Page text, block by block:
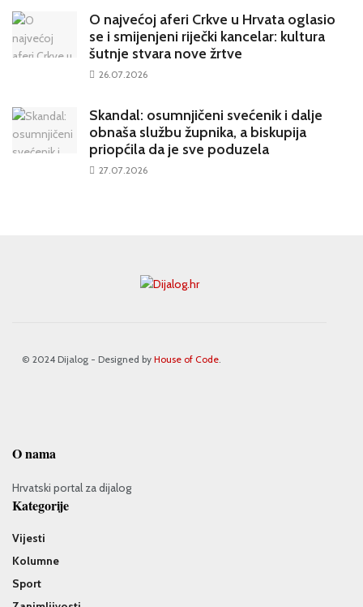
O najvećoj aferi Crkve u Hrvata oglasio
se i smijenjeni riječki kancelar: kultura
šutnje stvara nove žrtve
26.07.2026
Skandal: osumnjičeni svećenik i dalje
obnaša službu župnika, a biskupija
priopćila da je sve poduzela
27.07.2026
© 2024 Dijalog - Designed by House of Code.
O nama
Hrvatski portal za dijalog
Kategorije
Vijesti
Kolumne
Sport